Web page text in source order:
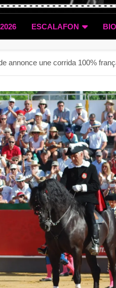
ESCALAFON
annonce une corrida 100%